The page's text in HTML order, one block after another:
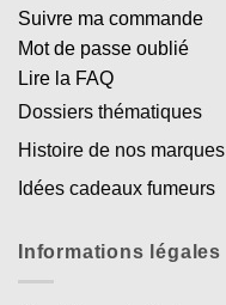
Suivre ma commande
Mot de passe oublié
Lire la FAQ
Dossiers thématiques
Histoire de nos marques
Idées cadeaux fumeurs
Informations légales